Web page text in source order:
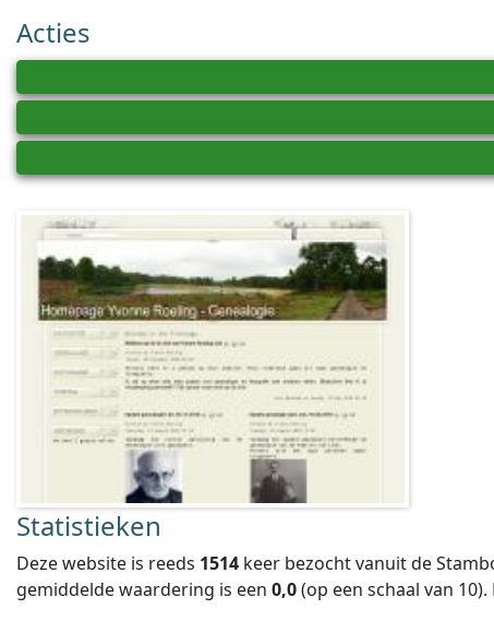
Acties
Statistieken
Deze website is reeds 1514 keer bezocht vanuit de
gemiddelde waardering is een 0,0(op een schaal van 10).